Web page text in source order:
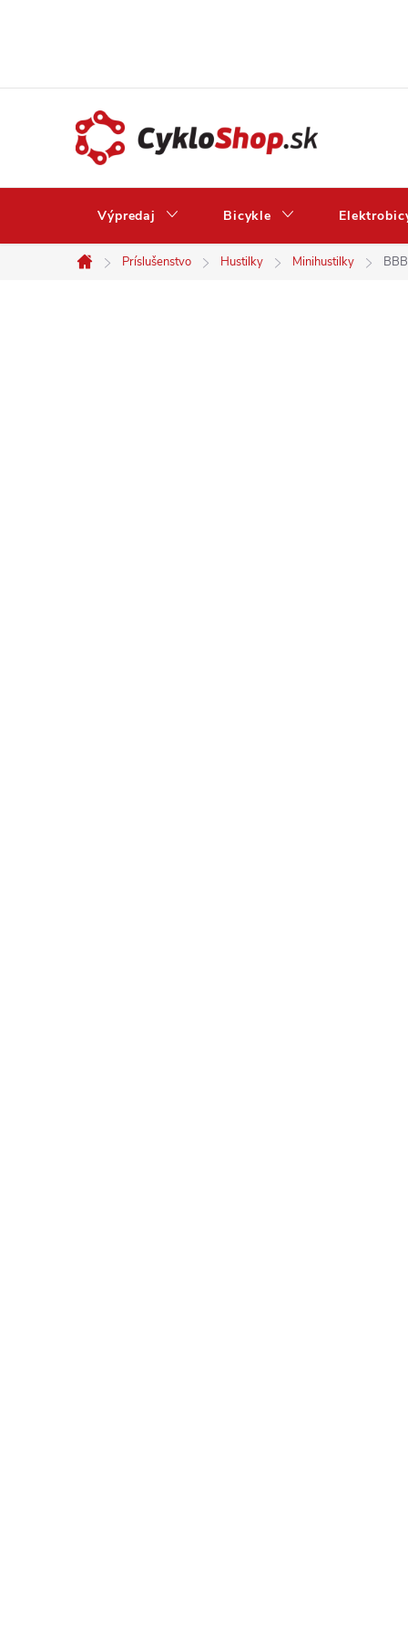
Výpredaj Bicykle
Domov
Príslušenstvo Hustilky Minihustilky